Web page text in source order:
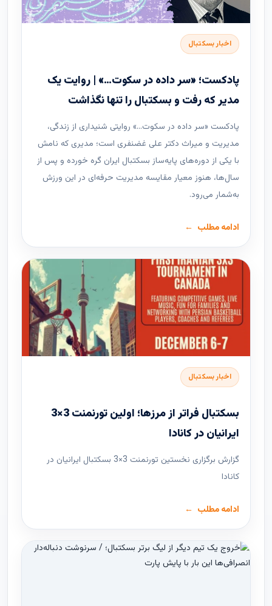
اخبار بسکتبال
پادکست؛ «سر داده در سکوت…» | روایت یک
مدیر که رفت و بسکتبال را تنها نگذاشت
پادکست «سر داده در سکوت…» روایتی شنیداری از زندگی،
مدیریت و میراث دکتر علی غضنفری است؛ مدیری که نامش
با یکی از دوره‌های پایه‌ساز بسکتبال ایران گره خورده و پس از
سال‌ها، هنوز معیار مقایسه مدیریت حرفه‌ای در این ورزش
به‌شمار می‌رود.
ادامه مطلب
اخبار بسکتبال
بسکتبال فراتر از مرزها؛ اولین تورنمنت 3×3
ایرانیان در کانادا
گزارش برگزاری نخستین تورنمنت 3×3 بسکتبال ایرانیان در
کانادا
ادامه مطلب